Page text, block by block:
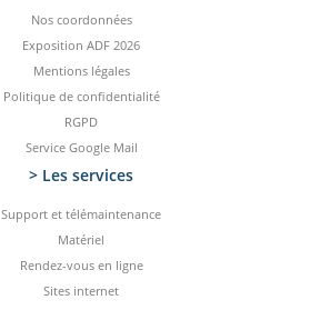
Nos coordonnées
Exposition ADF 2026
Mentions légales
Politique de confidentialité
RGPD
Service Google Mail
> Les services
Support et télémaintenance
Matériel
Rendez-vous en ligne
Sites internet